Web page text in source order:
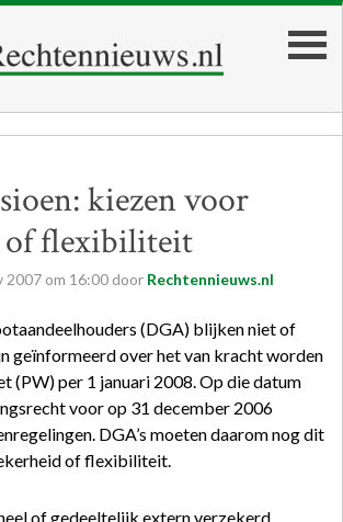
kiezen voor
of flexibiliteit
2007 om 16:00 door Rechtennieuws.nl
(DGA) blijken niet of
geïnformeerd over het van kracht worden
(PW) per 1 januari 2008. Op die datum
voor op 31 december 2006
DGA’s moeten daarom nog dit
of flexibiliteit.
of gedeeltelijk extern verzekerd